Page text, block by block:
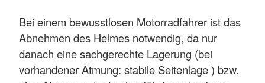
Bei einem bewusstlosen Motorradfahrer ist das
Abnehmen des Helmes notwendig, da nur
danach eine sachgerechte Lagerung (bei
vorhandener Atmung: stabile Seitenlage ) bzw.